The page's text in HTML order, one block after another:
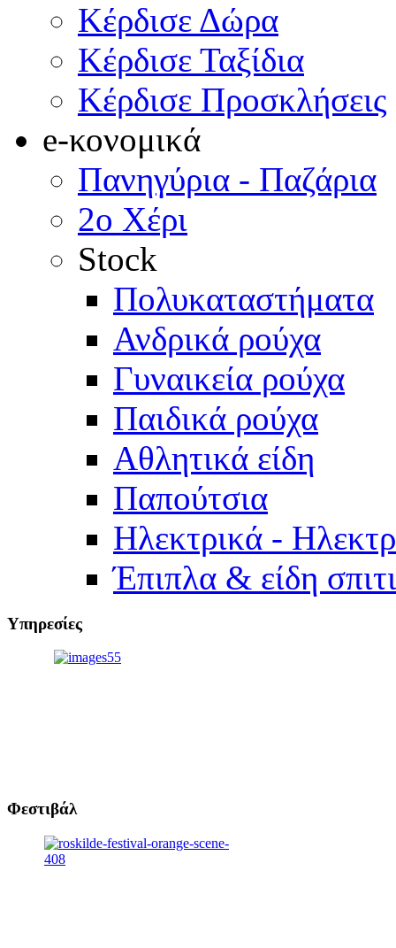
Κέρδισε Δώρα
Κέρδισε Ταξίδια
Κέρδισε Προσκλήσεις
e-κονομικά
Πανηγύρια - Παζάρια
2ο Χέρι
Stock
Πολυκαταστήματα
Ανδρικά ρούχα
Γυναικεία ρούχα
Παιδικά ρούχα
Αθλητικά είδη
Παπούτσια
Ηλεκτρικά -
Έπιπλα & είδη
Υπηρεσίες
Φεστιβάλ